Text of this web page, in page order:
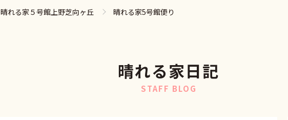
晴れる家５号館上野芝向ヶ丘 晴れる家5号館便り
晴れる家日記
STAFF BLOG